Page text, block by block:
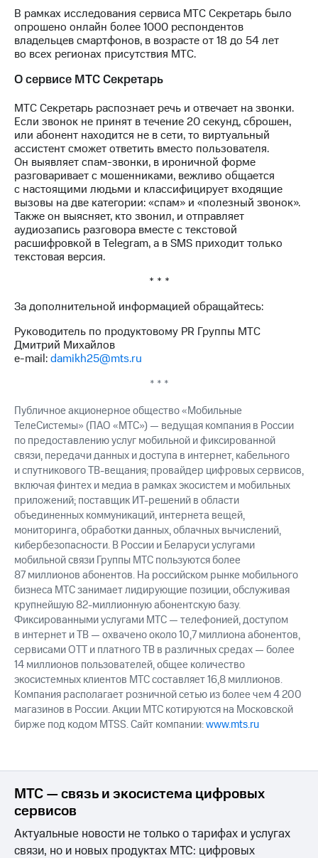
Уведомление
о
погашении
именных
облигаций
Другое
Регистратор
Реквизиты
Контакты
развитие
деловая этика
На главную
В рамках исследования сервиса МТС Секретарь было
опрошено онлайн более 1000 респондентов
владельцев смартфонов, в возрасте от 18 до 54 лет
во всех регионах присутствия МТС.
О сервисе МТС Секретарь
МТС Секретарь распознает речь и отвечает на звонки.
Если звонок не принят в течение 20 секунд, сброшен,
или абонент находится не в сети, то виртуальный
ассистент сможет ответить вместо пользователя.
Он выявляет спам-звонки, в ироничной форме
разговаривает с мошенниками, вежливо общается
с настоящими людьми и классифицирует входящие
вызовы на две категории: «спам» и «полезный звонок».
Также он выясняет, кто звонил, и отправляет
аудиозапись разговора вместе с текстовой
расшифровкой в Telegram, а в SMS приходит только
текстовая версия.
* * *
За дополнительной информацией обращайтесь:
Руководитель по продуктовому PR Группы МТС
Дмитрий Михайлов
e-mail:damikh25@mts.ru
* * *
Публичное акционерное общество «Мобильные
ТелеСистемы» (ПАО «МТС») — ведущая компания в России
по предоставлению услуг мобильной и фиксированной
связи, передачи данных и доступа в интернет, кабельного
и спутникового ТВ-вещания; провайдер цифровых сервисов,
включая финтех и медиа в рамках экосистем и мобильных
приложений; поставщик ИТ-решений в области
объединенных коммуникаций, интернета вещей,
мониторинга, обработки данных, облачных вычислений,
кибербезопасности. В России и Беларуси услугами
мобильной связи Группы МТС пользуются более
87 миллионов абонентов. На российском рынке мобильного
бизнеса МТС занимает лидирующие позиции, обслуживая
крупнейшую 82-миллионную абонентскую базу.
Фиксированными услугами МТС — телефонией, доступом
в интернет и ТВ — охвачено около 10,7 миллиона абонентов,
сервисами OTT и платного ТВ в различных средах — более
14 миллионов пользователей, общее количество
экосистемных клиентов МТС составляет 16,8 миллионов.
Компания располагает розничной сетью из более чем 4 200
магазинов в России. Акции МТС котируются на Московской
бирже под кодом MTSS. Сайт компании:www.mts.ru
МТС — связь и экосистема цифровых
сервисов
Актуальные новости не только о тарифах и услугах
связи, но и новых продуктах МТС: цифровых